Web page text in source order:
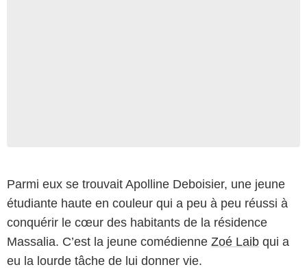
Parmi eux se trouvait Apolline Deboisier, une jeune
étudiante haute en couleur qui a peu à peu réussi à
conquérir le cœur des habitants de la résidence
Massalia. C’est la jeune comédienne Zoé Laib qui a
eu la lourde tâche de lui donner vie.